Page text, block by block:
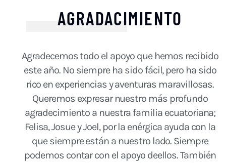
AGRADACIMIENTO
Agradecemos todo el apoyo que hemos recibido
este año. No siempre ha sido fácil, pero ha sido
rico en experiencias y aventuras maravillosas.
Queremos expresar nuestro más profundo
agradecimiento a nuestra familia ecuatoriana;
Felisa, Josue y Joel, por la enérgica ayuda con la
que siempre están a nuestro lado. Siempre
podemos contar con el apoyo deellos. También